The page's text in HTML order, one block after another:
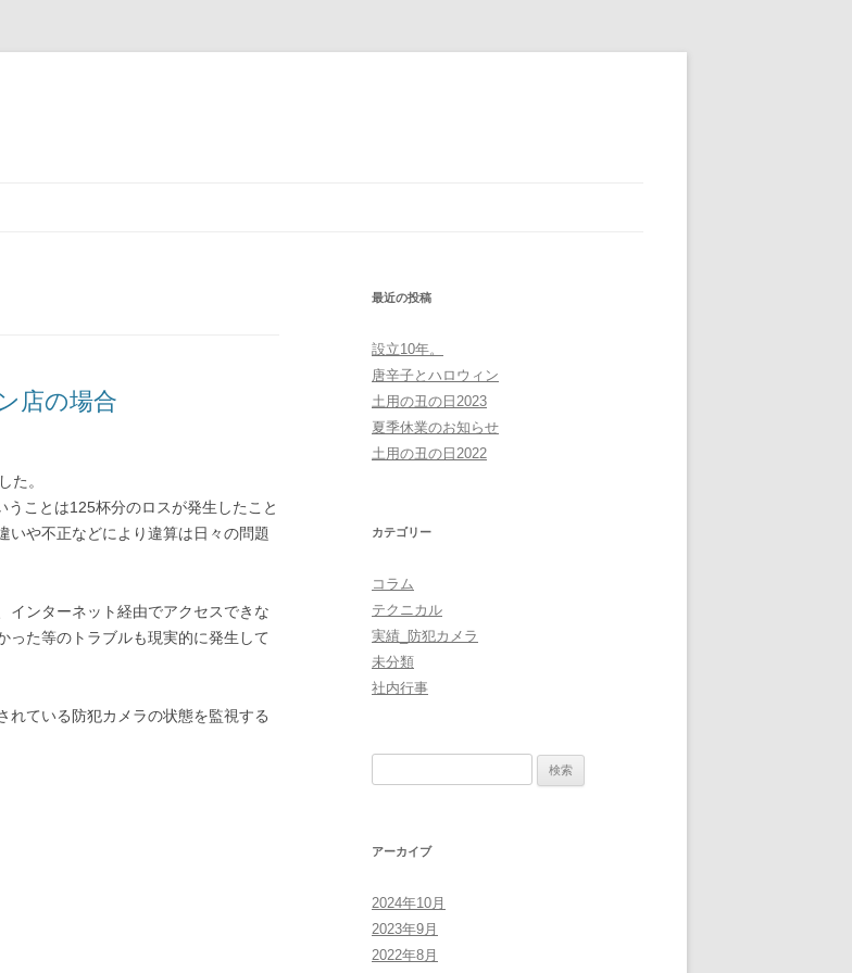
店の場合
た。
ことは125杯分のロスが発生したこと
いや不正などにより違算は日々の問題
インターネット経由でアクセスできな
った等のトラブルも現実的に発生して
れている防犯カメラの状態を監視する
最近の投稿
設立10年。
唐辛子とハロウィン
土用の丑の日2023
夏季休業のお知らせ
土用の丑の日2022
カテゴリー
コラム
テクニカル
実績_防犯カメラ
未分類
社内行事
アーカイブ
2024年10月
2023年9月
2022年8月